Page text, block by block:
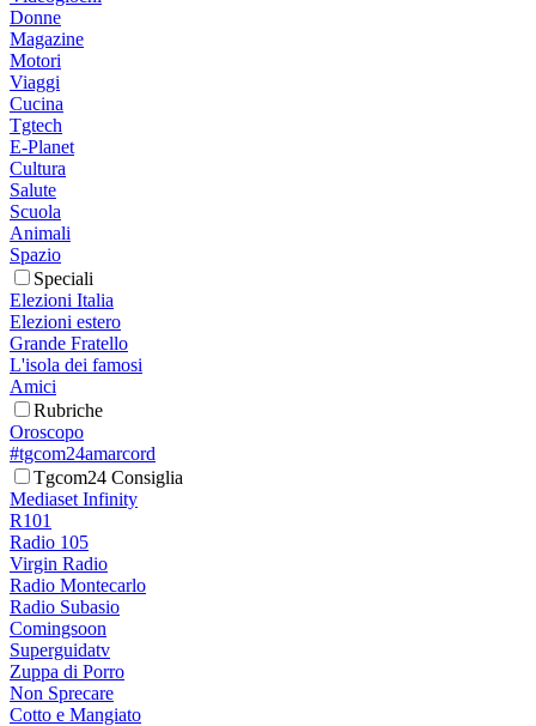
Donne
Magazine
Motori
Viaggi
Cucina
Tgtech
E-Planet
Cultura
Salute
Scuola
Animali
Spazio
Speciali
Elezioni Italia
Elezioni estero
Grande Fratello
L'isola dei famosi
Amici
Rubriche
Oroscopo
#tgcom24amarcord
Tgcom24 Consiglia
Mediaset Infinity
R101
Radio 105
Virgin Radio
Radio Montecarlo
Radio Subasio
Comingsoon
Superguidatv
Zuppa di Porro
Non Sprecare
Cotto e Mangiato